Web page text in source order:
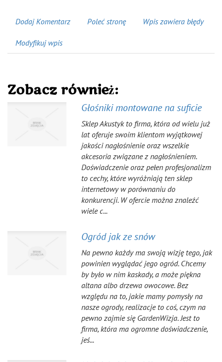
Dodaj Komentarz Poleć stronę Wpis zawiera błędy
Modyfikuj wpis
Zobacz również:
Głośniki montowane na suficie
Sklep Akustyk to firma, która od wielu już
lat oferuje swoim klientom wyjątkowej
jakości nagłośnienie oraz wszelkie
akcesoria związane z nagłośnieniem.
Doświadczenie oraz pełen profesjonalizm
to cechy, które wyróżniają ten sklep
internetowy w porównaniu do
konkurencji. W ofercie można znaleźć
wiele c...
Ogród jak ze snów
Na pewno każdy ma swoją wizję tego, jak
powinien wyglądać jego ogród. Chcemy
by było w nim kaskady, a może piękna
altana albo drzewa owocowe. Bez
względu na to, jakie mamy pomysły na
nasze ogrody, realizacje to coś, czym na
pewno zajmie się GardenWizja. Jest to
firma, która ma ogromne doświadczenie,
jeś...